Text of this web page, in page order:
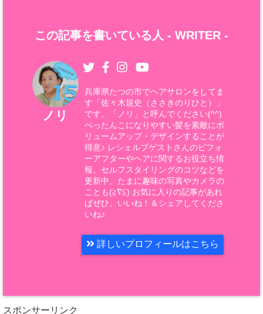
この記事を書いている人 - WRITER -
ノリ
兵庫県たつの市でヘアサロンをしてま
す「佐々木規史（ささきのりひと）」
です。「ノリ」と呼んでください(^^)
ぺったんこになりやすい髪を素敵にボ
リュームアップ・デザインすることが
得意♪ レシェルブゲストさんのビフォ
ーアフターやヘアに関するお役立ち情
報、セルフスタイリングのコツなどを
更新中。たまに趣味の写真やカメラの
ことも(≧∇≦) お気に入りの記事があれ
ばぜひ、いいね！＆シェアしてくださ
いね♪
詳しいプロフィールはこちら
スポンサーリンク